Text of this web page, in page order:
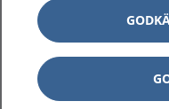
1177 ger dig råd när